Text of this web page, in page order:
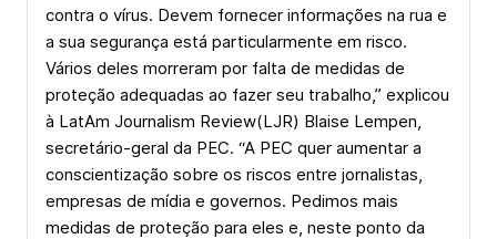
contra o vírus. Devem fornecer informações na rua e
a sua segurança está particularmente em risco.
Vários deles morreram por falta de medidas de
proteção adequadas ao fazer seu trabalho,” explicou
à LatAm Journalism Review(LJR) Blaise Lempen,
secretário-geral da PEC. “A PEC quer aumentar a
conscientização sobre os riscos entre jornalistas,
empresas de mídia e governos. Pedimos mais
medidas de proteção para eles e, neste ponto da